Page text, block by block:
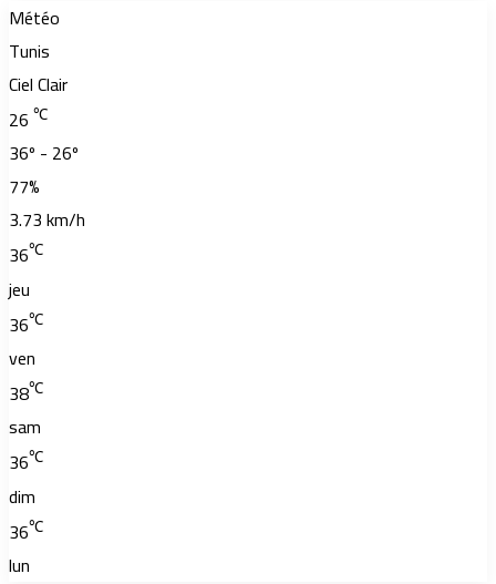
Météo
Tunis
Ciel Clair
26 ℃
36º - 26º
77%
3.73 km/h
36℃
jeu
36℃
ven
38℃
sam
36℃
dim
36℃
lun